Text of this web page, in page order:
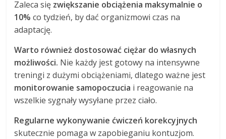
Zaleca się zwiększanie obciążenia maksymalnie o
10% co tydzień, by dać organizmowi czas na
adaptację.
Warto również dostosować ciężar do własnych
możliwości. Nie każdy jest gotowy na intensywne
treningi z dużymi obciążeniami, dlatego ważne jest
monitorowanie samopoczucia i reagowanie na
wszelkie sygnały wysyłane przez ciało.
Regularne wykonywanie ćwiczeń korekcyjnych
skutecznie pomaga w zapobieganiu kontuzjom.